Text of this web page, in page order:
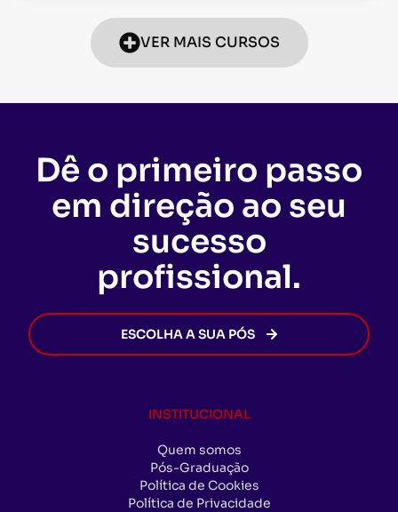
VER MAIS CURSOS
Dê o primeiro passo
em direção ao seu
sucesso
profissional.
ESCOLHA A SUA PÓS
INSTITUCIONAL
Quem somos
Pós-Graduação
Política de Cookies
Política de Privacidade